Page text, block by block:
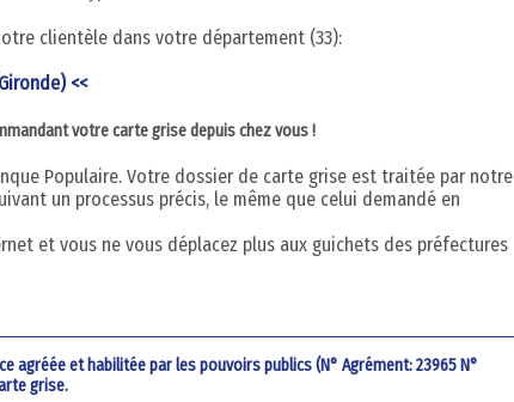
clientèle dans votre département (33):
<<
votre carte grise depuis chez vous !
Populaire. Votre dossier de carte grise est traitée par notre
un processus précis, le même que celui demandé en
et vous ne vous déplacez plus aux guichets des préfectures
et habilitée par les pouvoirs publics (N° Agrément: 23965 N°
grise.